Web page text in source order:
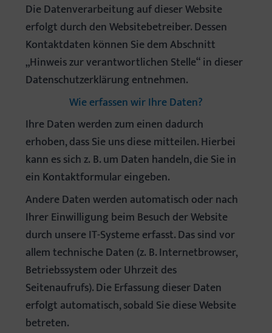
Die Datenverarbeitung auf dieser Website
erfolgt durch den Websitebetreiber. Dessen
Kontaktdaten können Sie dem Abschnitt
„Hinweis zur verantwortlichen Stelle“ in dieser
Datenschutzerklärung entnehmen.
Wie erfassen wir Ihre Daten?
Ihre Daten werden zum einen dadurch
erhoben, dass Sie uns diese mitteilen. Hierbei
kann es sich z. B. um Daten handeln, die Sie in
ein Kontaktformular eingeben.
Andere Daten werden automatisch oder nach
Ihrer Einwilligung beim Besuch der Website
durch unsere IT-Systeme erfasst. Das sind vor
allem technische Daten (z. B. Internetbrowser,
Betriebssystem oder Uhrzeit des
Seitenaufrufs). Die Erfassung dieser Daten
erfolgt automatisch, sobald Sie diese Website
betreten.